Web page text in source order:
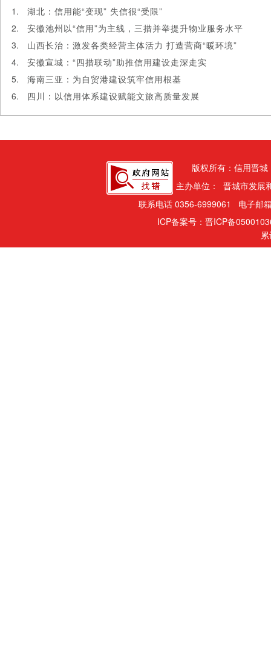
湖北：信用能“变现” 失信很“受限”
安徽池州以“信用”为主线，三措并举提升物业服务水平
山西长治：激发各类经营主体活力 打造营商“暖环境”
安徽宣城：“四措联动”助推信用建设走深走实
海南三亚：为自贸港建设筑牢信用根基
四川：以信用体系建设赋能文旅高质量发展
版权所有：信用晋
主办单位： 晋城市发展
联系电话 0356-6999061 电子邮
ICP备案号：晋ICP备